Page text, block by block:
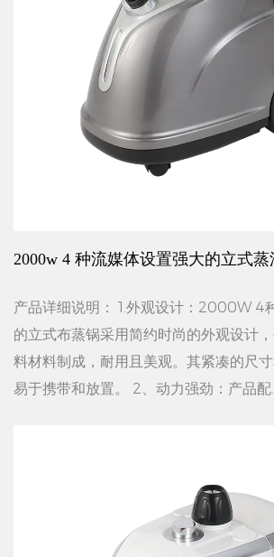
2000w 4 种流媒体设置强大的立式
产品详细说明： 1.外观设计：2000W 4种蒸汽设置强劲有力
的立式布蒸锅采用简约时尚的外观设计
料材料制成，耐用且美观。其紧凑的尺
易于携带和放置。 2、动力强劲：产品配...